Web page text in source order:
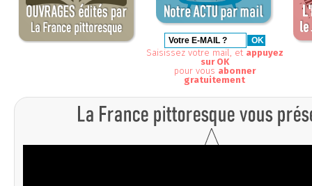
Saisissez votre mail, et appuyez
sur OK
pour vous abonner
gratuitement